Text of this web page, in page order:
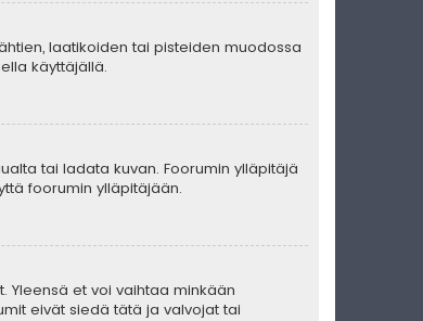
laatikoiden tai pisteiden muodossa
käyttäjällä.
tai ladata kuvan. Foorumin ylläpitäjä
foorumin ylläpitäjään.
Yleensä et voi vaihtaa minkään
eivät siedä tätä ja valvojat tai